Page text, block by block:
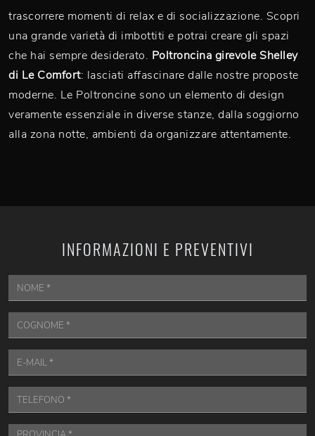
trascorrere momenti di relax e di socializzazione. Scopri
una grande varietà di imbottiti e potrai creare gli spazi
che hai sempre desiderato. Poltroncina girevole Shelley
di Le Comfort: lasciati affascinare dalle nostre proposte
moderne. Le Poltroncine sono un elemento di design
veramente essenziale in diverse stanze, dalla soggiorno
alla zona notte, ambienti da organizzare attentamente.
INFORMAZIONI E PREVENTIVI